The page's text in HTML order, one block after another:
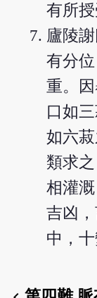
有所
廬陵
有分
重。
口如
如六
類求
相灌
吉凶
中，